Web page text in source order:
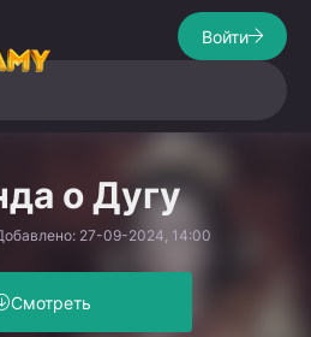
Войти
о Дугу
27-09-2024, 14:00
Смотреть